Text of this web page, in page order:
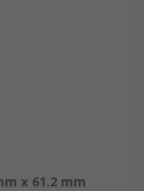
x 61.2 mm